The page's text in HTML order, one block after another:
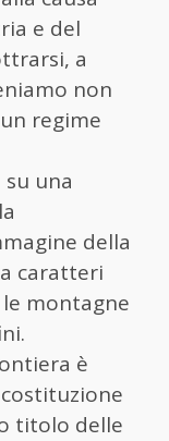
e del
a
non
regime
una
della
caratteri
montagne
è
titolo delle